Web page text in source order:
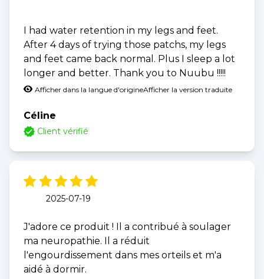
I had water retention in my legs and feet.
After 4 days of trying those patchs, my legs
and feet came back normal. Plus I sleep a lot
longer and better. Thank you to Nuubu !!!!!
Afficher dans la langue d'origineAfficher la version traduite
Céline
Client vérifié
2025-07-19
J'adore ce produit ! Il a contribué à soulager
ma neuropathie. Il a réduit
l'engourdissement dans mes orteils et m'a
aidé à dormir.